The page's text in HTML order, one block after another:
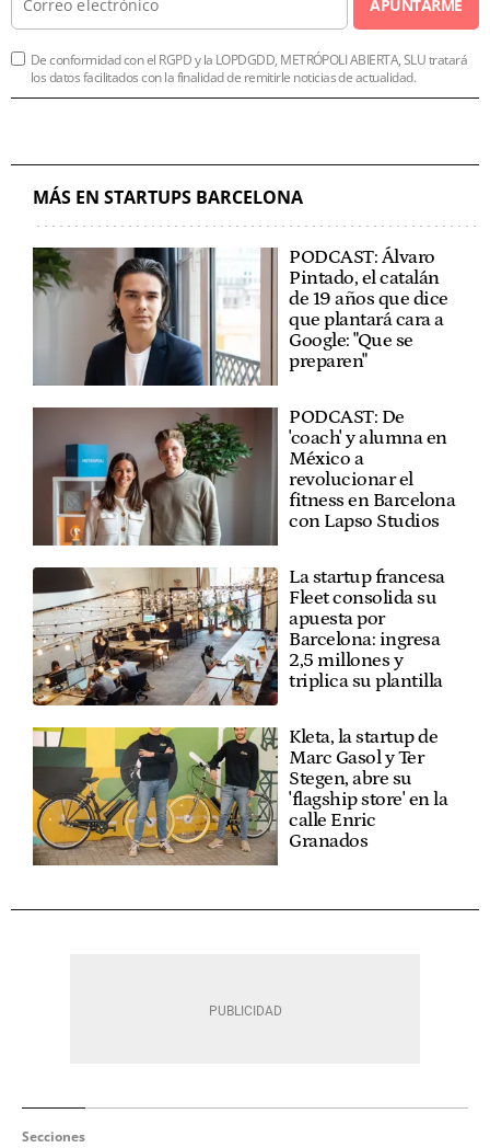
APUNTARME
De conformidad con el RGPD y la LOPDGDD, METRÓPOLI ABIERTA, SLU tratará
los datos facilitados con la finalidad de remitirle noticias de actualidad.
MÁS EN STARTUPS BARCELONA
PODCAST: Álvaro
Pintado, el catalán
de 19 años que dice
que plantará cara a
Google: "Que se
preparen"
PODCAST: De
'coach' y alumna en
México a
revolucionar el
fitness en Barcelona
con Lapso Studios
La startup francesa
Fleet consolida su
apuesta por
Barcelona: ingresa
2,5 millones y
triplica su plantilla
Kleta, la startup de
Marc Gasol y Ter
Stegen, abre su
'flagship store' en la
calle Enric
Granados
Secciones